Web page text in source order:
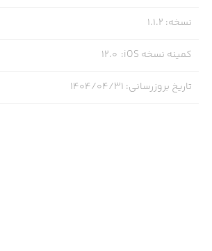
نسخه:
1.1.2
کمینه نسخه iOS :
12.0
تاریخ بروزرسانی: ۱۴۰۴/۰۴/۳۱